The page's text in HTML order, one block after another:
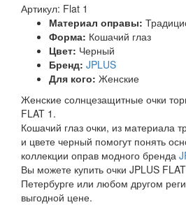
Артикул: Flat 1
Материал оправы:
Форма: Кошачий глаз
Цвет: Черный
Бренд: JPLUS
Для кого: Женские
Женские солнцезащитные очки
FLAT 1.
Кошачий глаз очки, из материала
и цвете черный помогут понять
коллекции оправ модного бренда
Вы можете купить очки JPLUS
Петербурге или любом другом
выгодной цене.